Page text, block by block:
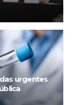
urgentes